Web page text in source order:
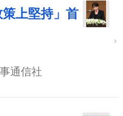
上堅持」首
通信社